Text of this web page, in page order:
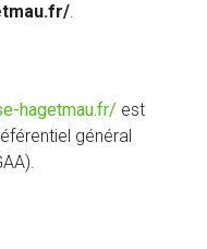
.
hagetmau.fr/ (nouvelle
fenêtre)
est
général